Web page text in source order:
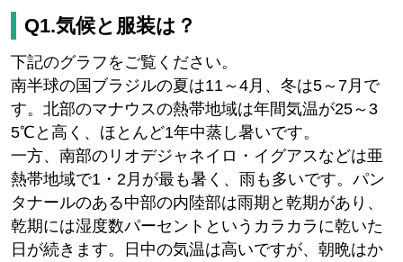
Q1.気候と服装は？
下記のグラフをご覧ください。
南半球の国ブラジルの夏は11～4月、冬は5～7月で
す。北部のマナウスの熱帯地域は年間気温が25～3
5℃と高く、ほとんど1年中蒸し暑いです。
一方、南部のリオデジャネイロ・イグアスなどは亜
熱帯地域で1・2月が最も暑く、雨も多いです。パン
タナールのある中部の内陸部は雨期と乾期があり、
乾期には湿度数パーセントというカラカラに乾いた
日が続きます。日中の気温は高いですが、朝晩はか